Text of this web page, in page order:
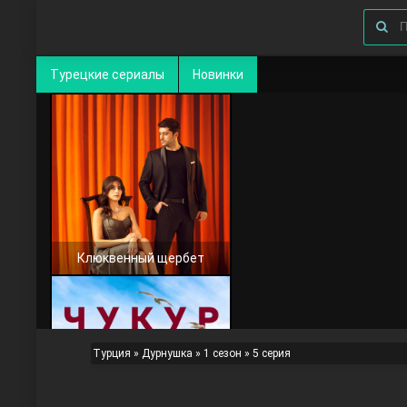
Турецкие сериалы Новинки
Клюквенный щербет
Турция » Дурнушка » 1 сезон » 5 серия